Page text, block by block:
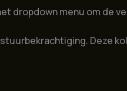
dropdown menu om de
Deze